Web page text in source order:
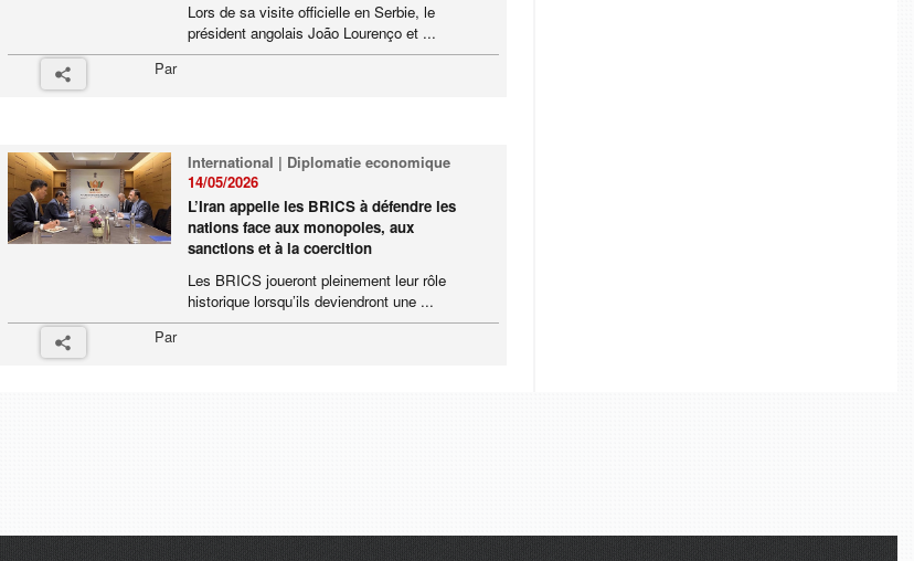
Lors de sa visite officielle en Serbie, le
président angolais João Lourenço et ...
Par
International | Diplomatie economique
14/05/2026
L’Iran appelle les BRICS à défendre les
nations face aux monopoles, aux
sanctions et à la coercition
Les BRICS joueront pleinement leur rôle
historique lorsqu’ils deviendront une ...
Par